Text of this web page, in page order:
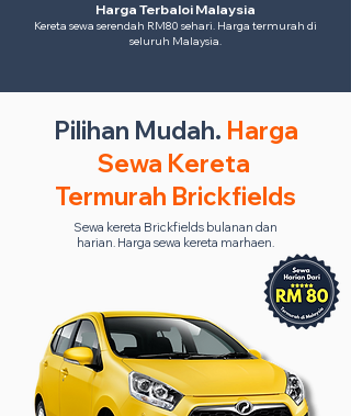
Harga Terbaloi Malaysia
Kereta sewa serendah RM80 sehari. Harga termurah di
seluruh Malaysia.
Pilihan Mudah. Harga
Sewa Kereta
Termurah Brickfields
Sewa kereta Brickfields bulanan dan
harian. Harga sewa kereta marhaen.